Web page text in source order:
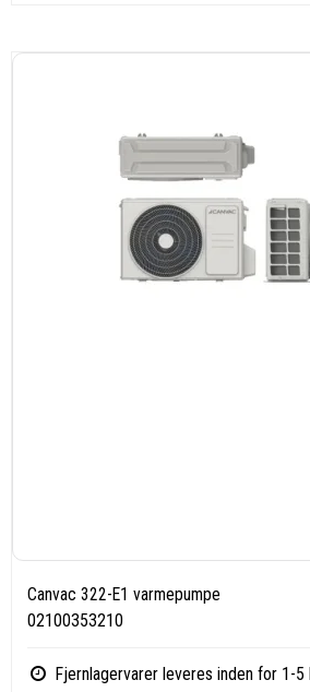
Canvac 322-E1 varmepumpe
02100353210
Fjernlagervarer leveres inden for 1-5